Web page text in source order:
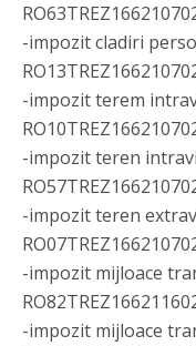
-impozit cladiri
-impozit terem
-impozit teren
-impozit teren
-impozit mijloace
-impozit mijloace